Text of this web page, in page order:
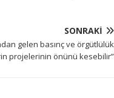
SONRAKI
gelen basınç ve örgütlülük
projelerinin önünü kesebilir”